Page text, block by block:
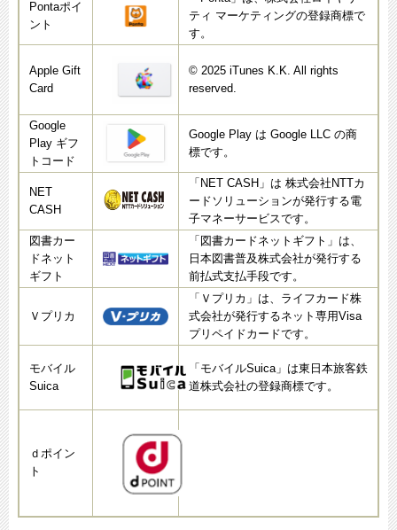
Pontaポイ
ント
ティ マーケティングの登録商標で
す。
Apple Gift
Card
© 2025 iTunes K.K. All rights
reserved.
Google
Play ギフ
トコード
Google Play は Google LLC の商
標です。
NET
CASH
「NET CASH」は 株式会社NTTカ
ードソリューションが発行する電
子マネーサービスです。
図書カー
ドネット
ギフト
「図書カードネットギフト」は、
日本図書普及株式会社が発行する
前払式支払手段です。
Ｖプリカ
「Ｖプリカ」は、ライフカード株
式会社が発行するネット専用Visa
プリペイドカードです。
モバイル
Suica
「モバイルSuica」は東日本旅客鉄
道株式会社の登録商標です。
ｄポイン
ト